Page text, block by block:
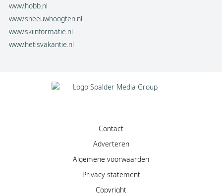
www.hobb.nl
www.sneeuwhoogten.nl
www.skiinformatie.nl
www.hetisvakantie.nl
Contact
Adverteren
Algemene voorwaarden
Privacy statement
Copyright